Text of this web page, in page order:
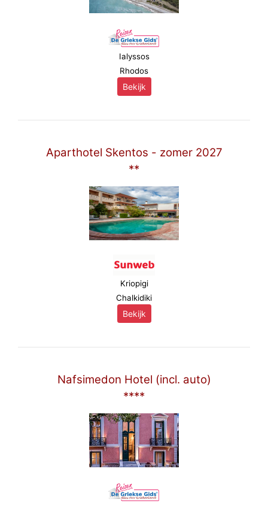
Ialyssos
Rhodos
Bekijk
Aparthotel Skentos - zomer 2027
**
Kriopigi
Chalkidiki
Bekijk
Nafsimedon Hotel (incl. auto)
****